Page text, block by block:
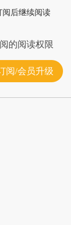
新观点和立场
阅后继续阅读
的阅读权限
阅/会员升级